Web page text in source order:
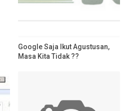
Google Saja Ikut Agustusan,
Masa Kita Tidak ??